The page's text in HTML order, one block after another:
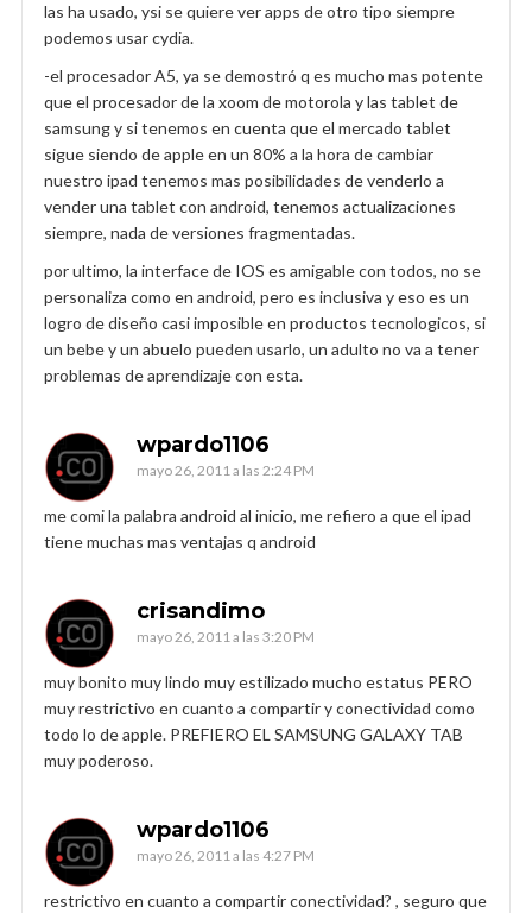
las ha usado, ysi se quiere ver apps de otro tipo siempre
podemos usar cydia.
-el procesador A5, ya se demostró q es mucho mas potente
que el procesador de la xoom de motorola y las tablet de
samsung y si tenemos en cuenta que el mercado tablet
sigue siendo de apple en un 80% a la hora de cambiar
nuestro ipad tenemos mas posibilidades de venderlo a
vender una tablet con android, tenemos actualizaciones
siempre, nada de versiones fragmentadas.
por ultimo, la interface de IOS es amigable con todos, no se
personaliza como en android, pero es inclusiva y eso es un
logro de diseño casi imposible en productos tecnologicos, si
un bebe y un abuelo pueden usarlo, un adulto no va a tener
problemas de aprendizaje con esta.
wpardo1106
mayo 26, 2011 a las 2:24 PM
me comi la palabra android al inicio, me refiero a que el ipad
tiene muchas mas ventajas q android
crisandimo
mayo 26, 2011 a las 3:20 PM
muy bonito muy lindo muy estilizado mucho estatus PERO
muy restrictivo en cuanto a compartir y conectividad como
todo lo de apple. PREFIERO EL SAMSUNG GALAXY TAB
muy poderoso.
wpardo1106
mayo 26, 2011 a las 4:27 PM
restrictivo en cuanto a compartir conectividad? , seguro que